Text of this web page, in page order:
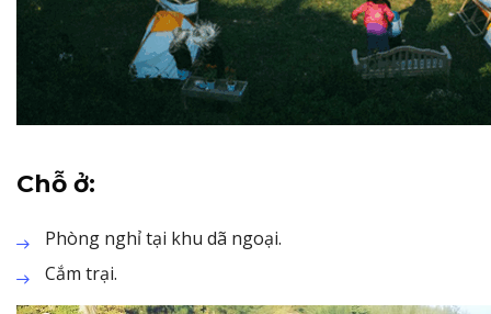
Chỗ ở:
Phòng nghỉ tại khu dã ngoại.
Cắm trại.